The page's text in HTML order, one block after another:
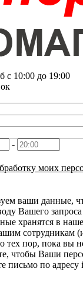
с 10:00 до 19:00
-
моих
ваши данные,
Вашего
хранятся в
сотрудникам
тех пор, пока вы
чтобы Ваши
письмо по адресу